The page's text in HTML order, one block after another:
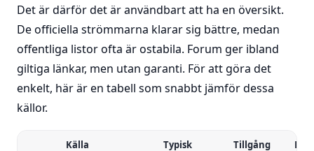
Det är därför det är användbart att ha en översikt.
De officiella strömmarna klarar sig bättre, medan
offentliga listor ofta är ostabila. Forum ger ibland
giltiga länkar, men utan garanti. För att göra det
enkelt, här är en tabell som snabbt jämför dessa
källor.
Källa Typisk Tillgång